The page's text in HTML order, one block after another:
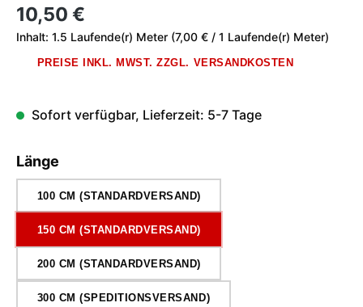
Regulärer Preis:
10,50 €
Inhalt: 1.5 Laufende(r) Meter (7,00 € / 1 Laufende(r) Meter)
PREISE INKL. MWST. ZZGL. VERSANDKOSTEN
Sofort verfügbar, Lieferzeit: 5-7 Tage
Länge
100 CM (STANDARDVERSAND)
150 CM (STANDARDVERSAND)
200 CM (STANDARDVERSAND)
300 CM (SPEDITIONSVERSAND)